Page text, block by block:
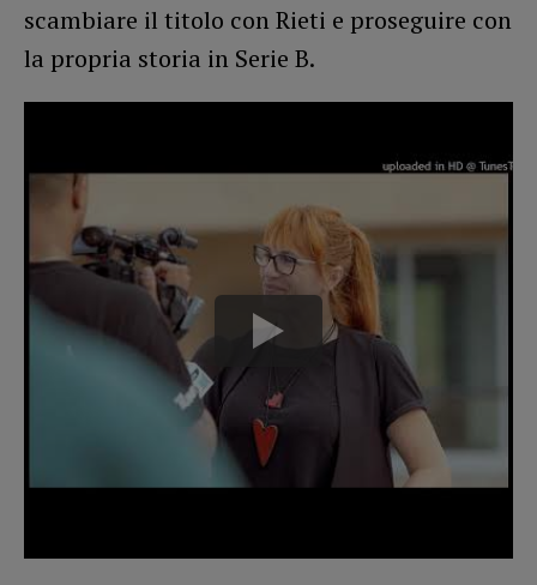
scambiare il titolo con Rieti e proseguire con
la propria storia in Serie B.